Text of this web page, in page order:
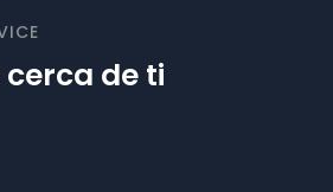
cerca de ti